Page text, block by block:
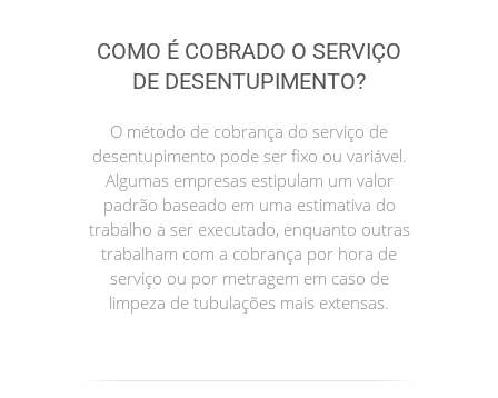
COMO É COBRADO O SERVIÇO
DE DESENTUPIMENTO?
O método de cobrança do serviço de
desentupimento pode ser fixo ou variável.
Algumas empresas estipulam um valor
padrão baseado em uma estimativa do
trabalho a ser executado, enquanto outras
trabalham com a cobrança por hora de
serviço ou por metragem em caso de
limpeza de tubulações mais extensas.